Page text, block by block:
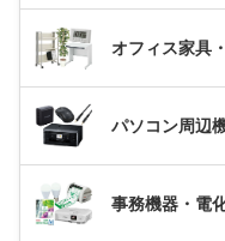
オフィス家具
パソコン周辺
事務機器・電